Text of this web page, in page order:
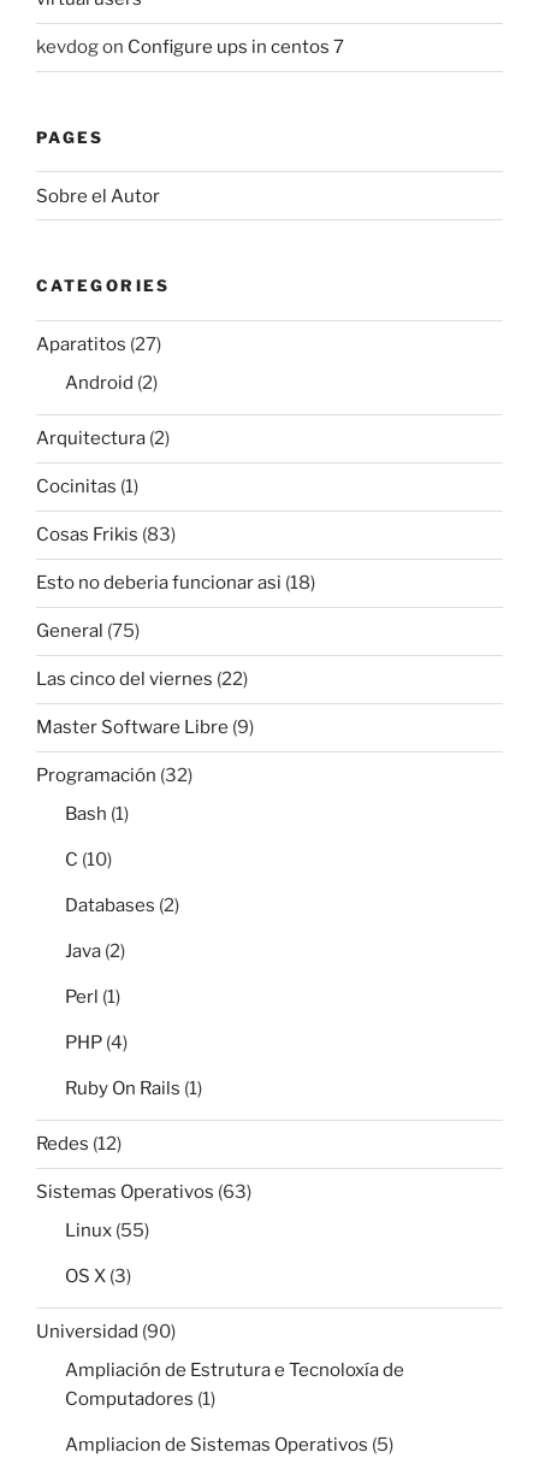
kevdogon Configure ups in centos 7
PAGES
Sobre el Autor
CATEGORIES
Aparatitos (27)
Android (2)
Arquitectura (2)
Cocinitas (1)
Cosas Frikis (83)
Esto no deberia funcionar asi (18)
General (75)
Las cinco del viernes (22)
Master Software Libre (9)
Programación (32)
Bash (1)
C (10)
Databases (2)
Java (2)
Perl (1)
PHP (4)
Ruby On Rails (1)
Redes (12)
Sistemas Operativos (63)
Linux (55)
OS X (3)
Universidad (90)
Ampliación de Estrutura e Tecnoloxía de
Computadores (1)
Ampliacion de Sistemas Operativos (5)